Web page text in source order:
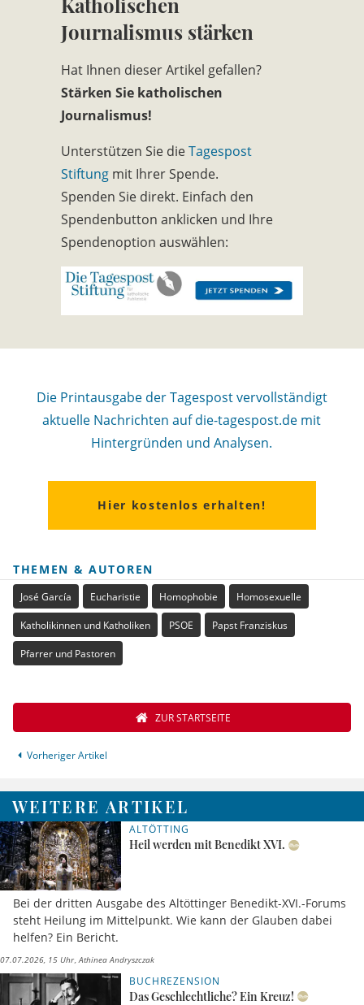
Journalismus stärken
Hat Ihnen dieser Artikel gefallen?
Stärken Sie katholischen
Journalismus!
Unterstützen Sie dieTagespost
Stiftung mit Ihrer Spende.
Spenden Sie direkt. Einfach den
Spendenbutton anklicken und Ihre
Spendenoption auswählen:
Die Printausgabe der Tagespost vervollständigt
aktuelle Nachrichten auf die-tagespost.de mit
Hintergründen und Analysen.
Hier kostenlos erhalten!
THEMEN & AUTOREN
José García Eucharistie Homophobie Homosexuelle
Katholikinnen und Katholiken PSOE Papst Franziskus
Pfarrer und Pastoren
Vorheriger Artikel
ZUR STARTSEITE
WEITERE ARTIKEL
ALTÖTTING
Heil werden mit Benedikt XVI.
Bei der dritten Ausgabe des Altöttinger Benedikt-XVI.-Forums
steht Heilung im Mittelpunkt. Wie kann der Glauben dabei
helfen? Ein Bericht.
07.07.2026, 15 Uhr Athinea Andryszczak
BUCHREZENSION
Das Geschlechtliche? Ein Kreuz!